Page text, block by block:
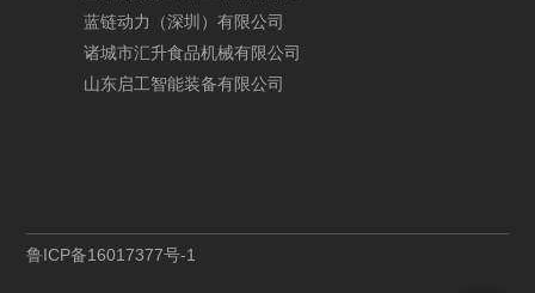
蓝链动力 （深圳 ） 有限公司
诸城市汇升食品机械有限公司
山东启工智能装备有限公司
鲁ICP备16017377号-1